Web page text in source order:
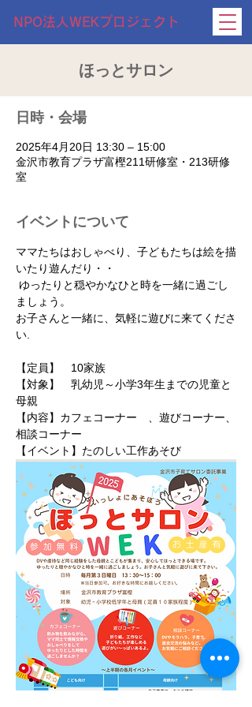
NPO法人WEKプロジェクト
ほっとサロン
日時・会場
2025年4月20日 13:30 – 15:00
金沢市教育プラザ富樫211研修室・213研修
室
イベントについて
ママたちはおしゃべり、子どもたちは絵を描
いたり遊んだり・・
ゆったりと穏やかなひと時を一緒に過ごし
ましょう。
お子さんと一緒に、気軽に遊びに来てくださ
い.
【定員】　10家族
【対象】　乳幼児～小学3年生までの児童と
母親
【内容】カフェコーナー　、遊びコーナー、
相談コーナー
​【イベント】たのしい⼯作あそび